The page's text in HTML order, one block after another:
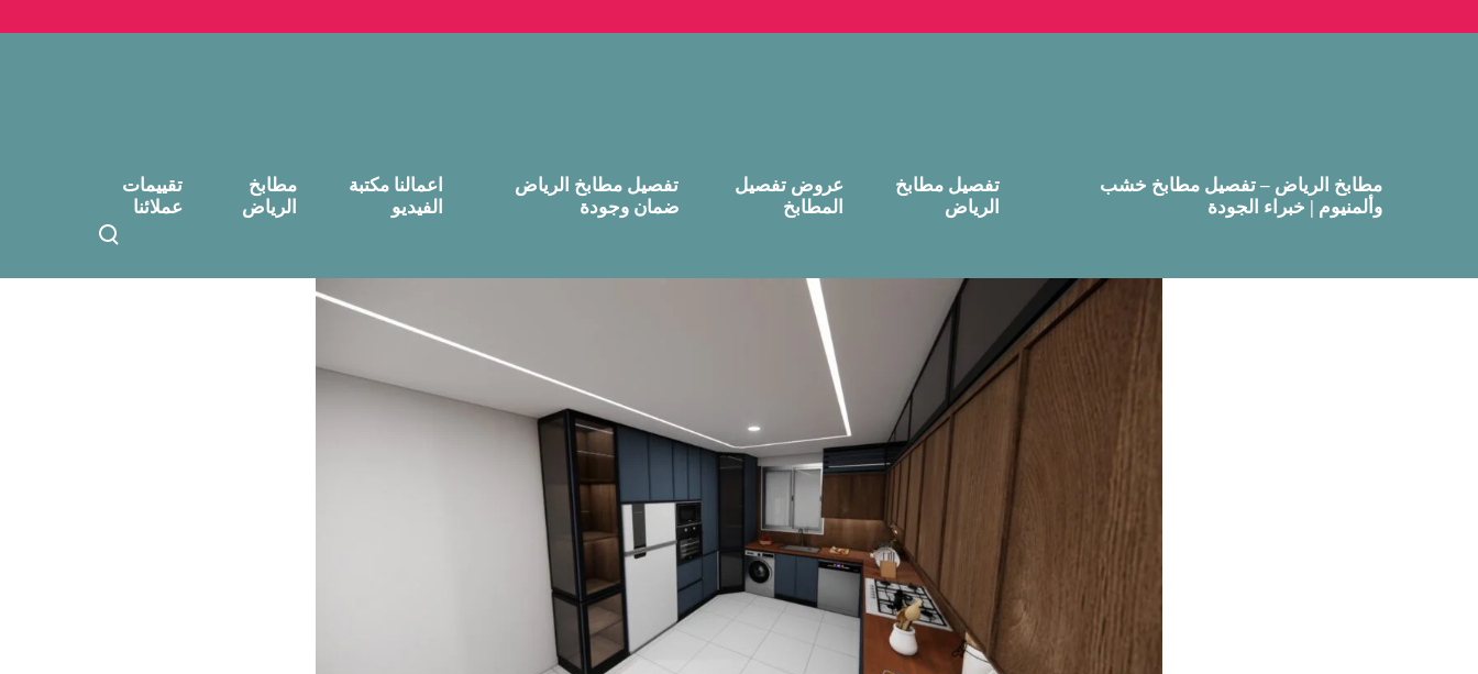
مطابخ الرياض – تفصيل مطابخ خشب
وألمنيوم | خبراء الجودة
تفصيل مطابخ
الرياض
عروض تفصيل
المطابخ
تفصيل مطابخ الرياض
ضمان وجودة
اعمالنا مكتبة
الفيديو
مطابخ
الرياض
تقييمات
عملائنا
T
g